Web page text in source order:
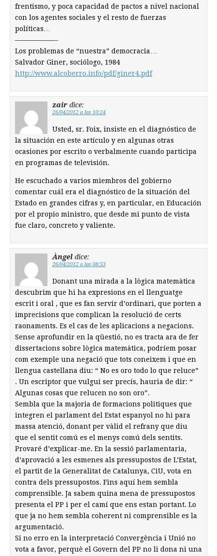
frentismo, y poca capacidad de pactos a nivel nacional
con los agentes sociales y el resto de fuerzas
políticas…
——————-
Los problemas de “nuestra” democracia…
Salvador Giner, sociólogo, 1984
http://www.alcoberro.info/pdf/giner4.pdf
zair dice:
26/04/2012 a las 10:24
Usted, sr. Foix, insiste en el diagnóstico de
la situación en este artículo y en algunas otras
ocasiones por escrito o verbalmente cuando participa
en programas de televisión.
He escuchado a varios miembros del gobierno
comentar cuál era el diagnóstico de la situación del
Estado en grandes cifras y, en particular, en Educación
por el propio ministro, que desde mi punto de vista
fue claro, concreto y valiente.
Àngel dice:
26/04/2012 a las 08:53
Donant una mirada a la lògica matemàtica
descubrim que hi ha expresions en el llenguatge
escrit i oral , que es fan servir d’ordinari, que porten a
imprecisions que complican la resolució de certs
raonaments. Es el cas de les aplicacions a negacions.
Sense aprofundir en la qüestió, no es tracta ara de fer
dissertacions sobre lògica matemàtica, podríem posar
com exemple una negació que tots coneixem i que en
llengua castellana diu: “ No es oro todo lo que reluce”
. Un escriptor que vulgui ser precís, hauria de dir: “
Algunas cosas que relucen no son oro”.
Sembla que la majoria de formacions politiques que
integren el parlament del Estat espanyol no hi para
massa atenció, donant per vàlid el refrany que diu
que el sentit comú es el menys comú dels sentits.
Provaré d’explicar-me. En la sessió parlamentaria,
d’aprovació a les esmenes als pressupostos de L’Estat,
el partit de la Generalitat de Catalunya, CiU, vota en
contra dels pressupostos. Fins aquí hem sembla
comprensible. Ja sabem quina mena de pressupostos
presenta el PP i per el camí que ens estan portant. Lo
que ja no hem sembla coherent ni comprensible es la
argumentació.
Si no erro en la interpretació Convergència i Unió no
vota a favor, perquè el Govern del PP no li dona ni una